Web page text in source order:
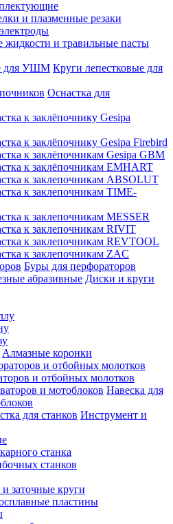
и плазменные резаки
и травильные пасты
Круги лепестковые для
Оснастка для
к заклёпочнику Gesipa
к заклёпочнику Gesipa Firebird
к заклёпочникам Gesipa GBM
к заклёпочникам EMHART
к заклепочникам ABSOLUT
к заклепочникам TIME-
к заклепочникам MESSER
к заклепочникам RIVIT
к заклепочникам REVTOOL
к заклепочникам ZAC
Буры для перфораторов
Диски и круги
Алмазные коронки
и отбойных молотков
Навеска для
Инструмент и
станка
станков
заточные круги
пластины